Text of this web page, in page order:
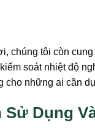
chúng tôi còn cung
soát nhiệt độ
cho những ai cần
Dụng